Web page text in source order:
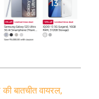
बातचीत वायरल,